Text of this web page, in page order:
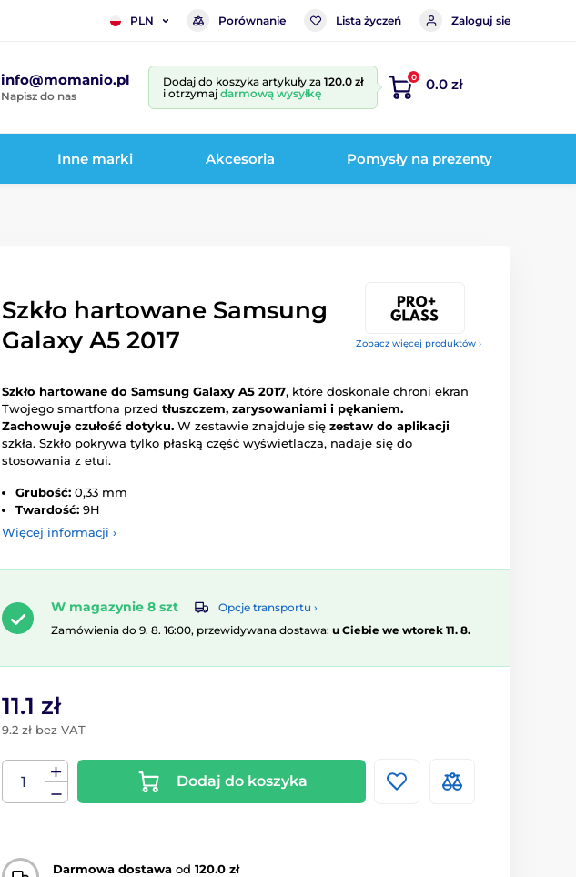
PLN Porównanie Lista życzeń Zaloguj sie
info@momanio.pl
Napisz do nas
Dodaj do koszyka artykuły za 120.0 zł
i otrzymaj darmową wysyłkę
0 0.0 zł
Inne marki Akcesoria Pomysły na prezenty
Zobacz więcej produktów ›
Szkło hartowane Samsung
Galaxy A5 2017
Szkło hartowane do Samsung Galaxy A5 2017, które doskonale chroni ekran
Twojego smartfona przed tłuszczem, zarysowaniami i pękaniem.
Zachowuje czułość dotyku. W zestawie znajduje się zestaw do aplikacji
szkła. Szkło pokrywa tylko płaską część wyświetlacza, nadaje się do
stosowania z etui.
Grubość: 0,33 mm
Twardość: 9H
Więcej informacji ›
W magazynie 8 szt
Opcje transportu ›
Zamówienia do 9. 8. 16:00, przewidywana dostawa: u Ciebie we wtorek 11. 8.
11.1 zł
9.2 zł bez VAT
Dodaj do koszyka
Darmowa dostawa od 120.0 zł